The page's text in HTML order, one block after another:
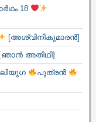
18
[അശ്വിനികുമാരൻ]
[ഞാൻ അതിഥി]
പുത്രൻ